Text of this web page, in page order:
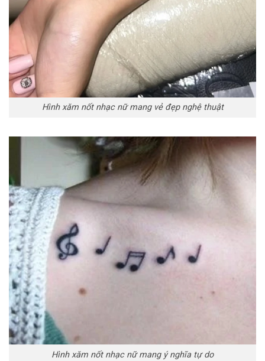
Hình xăm nốt nhạc nữ mang vẻ đẹp nghệ thuật
Hình xăm nốt nhạc nữ mang ý nghĩa tự do